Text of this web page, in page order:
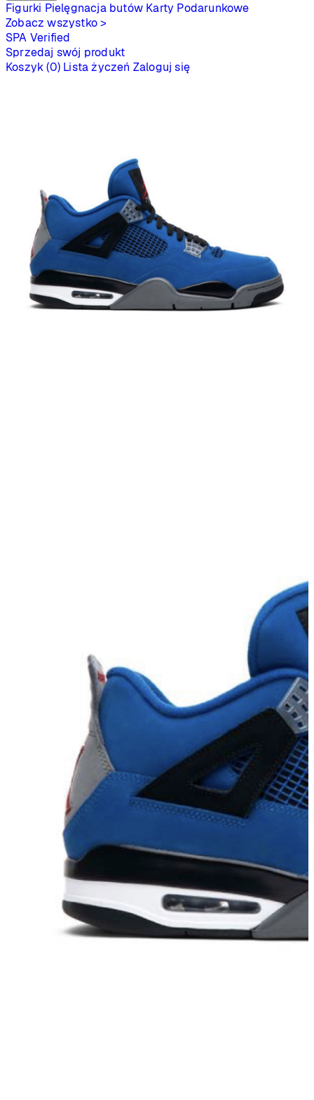
Figurki Pielęgnacja butów Karty Podarunkowe
Zobacz wszystko >
SPA Verified
Sprzedaj swój produkt
Koszyk (0) Lista życzeń Zaloguj się